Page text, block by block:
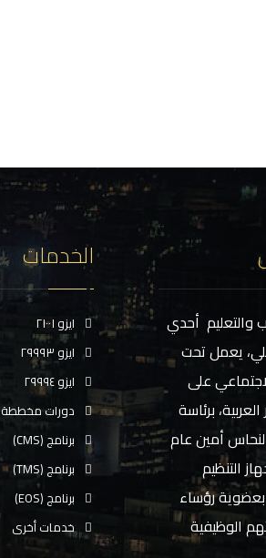
والتعليم أحدي
يعمل تحت
على
برئاسة
أمين عام
التنظيم
رؤساء
الوظيفية
الخدمات
ايزو ٢١٠٠١
ايزو ٢٩٩٩٣
ايزو ٢٩٩٩٤
دورات مخططة
برنامج (CMS)
برنامج (TMS)
برنامج (EOS)
خدمات أخرى